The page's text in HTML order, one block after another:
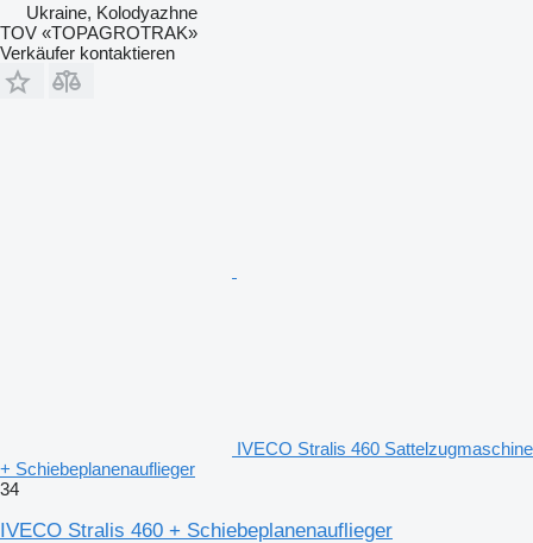
Ukraine, Kolodyazhne
TOV «TOPAGROTRAK»
Verkäufer kontaktieren
IVECO Stralis 460 Sattelzugmaschine
+ Schiebeplanenauflieger
34
IVECO Stralis 460 + Schiebeplanenauflieger